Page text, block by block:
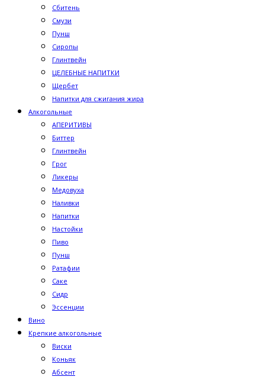
Сбитень
Смузи
Пунш
Сиропы
Глинтвейн
ЦЕЛЕБНЫЕ НАПИТКИ
Щербет
Напитки для сжигания жира
Алкогольные
АПЕРИТИВЫ
Биттер
Глинтвейн
Грог
Ликеры
Медовуха
Наливки
Напитки
Настойки
Пиво
Пунш
Ратафии
Саке
Сидр
Эссенции
Вино
Крепкие алкогольные
Виски
Коньяк
Абсент